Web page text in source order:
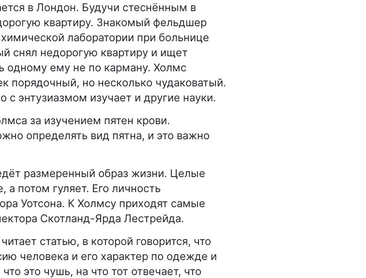
в Лондон. Будучи стеснённым в
квартиру. Знакомый фельдшер
лаборатории при больнице
снял недорогую квартиру и ищет
одному ему не по карману. Холмс
порядочный, но несколько чудаковатый.
с энтузиазмом изучает и другие науки.
за изучением пятен крови.
определять вид пятна, и это важно
размеренный образ жизни. Целые
потом гуляет. Его личность
Уотсона. К Холмсу приходят самые
Скотланд-Ярда Лестрейда.
статью, в которой говорится, что
человека и его характер по одежде и
это чушь, на что тот отвечает, что